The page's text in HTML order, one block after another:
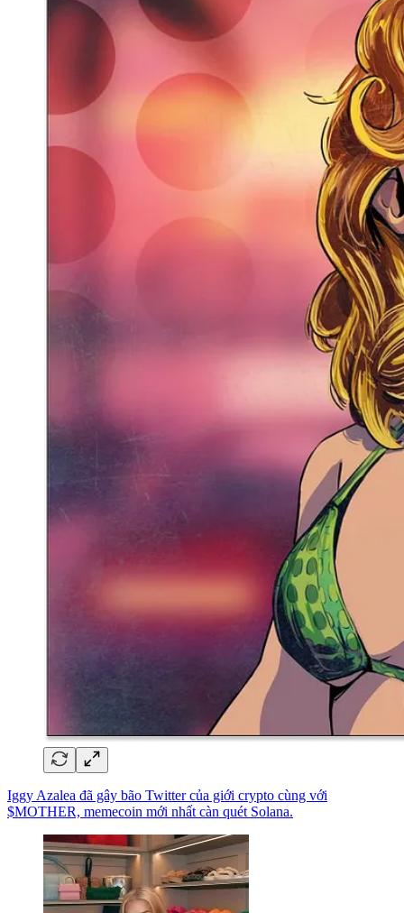
Iggy Azalea đã gây bão Twitter của giới crypto cùng với
$MOTHER, memecoin mới nhất càn quét Solana.